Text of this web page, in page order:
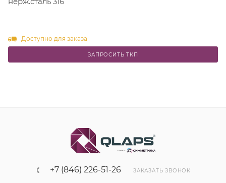
Доступно для заказа
ЗАПРОСИТЬ ТКП
+7 (846) 226-51-26 ЗАКАЗАТЬ ЗВОНОК